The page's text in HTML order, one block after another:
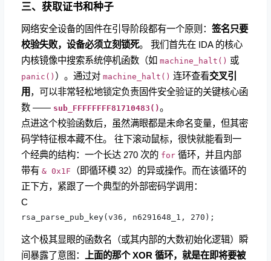
三、获取证书和种子
网络安全设备的固件在引导阶段都有一个原则： 签名只要
校验失败，设备必须立刻锁死。 我们首先在 IDA 的核心
内核镜像中搜索系统停机函数（如 machine_halt() 或
panic() ）。通过对 machine_halt() 连环查看交叉引
用 ，可以非常轻松地锁定负责固件安全验证的关键核心函
数 —— sub_FFFFFFFF81710483()。
点进这个校验函数后，虽然满眼都是未命名变量，但其密
码学特征根本藏不住。 往下滚动鼠标，很快就能看到一
个经典的结构：一个长达 270 次的 for 循环，并且内部
带有 & 0x1F （即循环模 32）的异或操作。而在该循环的
正下方，紧跟了一个典型的外部密码学调用：
C
rsa_parse_pub_key(v36, n6291648_1, 270);
这个极其显眼的函数名（或其内部的大数初始化逻辑）瞬
间暴露了意图：
上面的那个 XOR 循环，就是在即将要被